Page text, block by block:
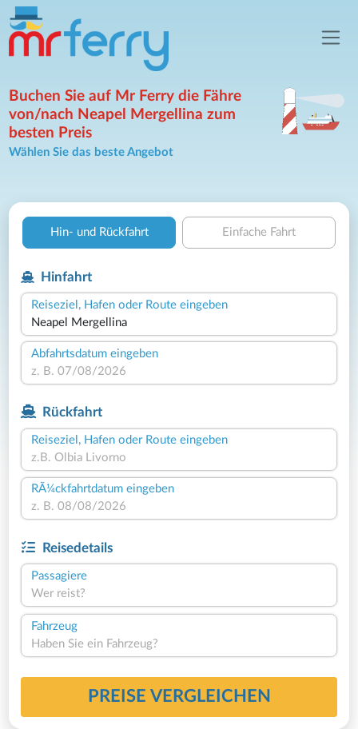
Buchen Sie auf Mr Ferry die Fähre
von/nach Neapel Mergellina zum
besten Preis
Wählen Sie das beste Angebot
Hin- und Rückfahrt Einfache Fahrt
Hinfahrt
Reiseziel, Hafen oder Route eingeben
Abfahrtsdatum eingeben
Rückfahrt
Reiseziel, Hafen oder Route eingeben
RÃ¼ckfahrtdatum eingeben
Reisedetails
Passagiere
Wer reist?
Fahrzeug
Haben Sie ein Fahrzeug?
PREISE VERGLEICHEN